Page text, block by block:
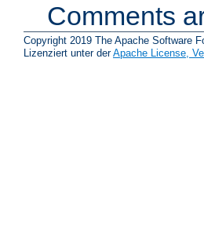
Comments
Copyright 2019 The Apache Software
Lizenziert unter derApache License,